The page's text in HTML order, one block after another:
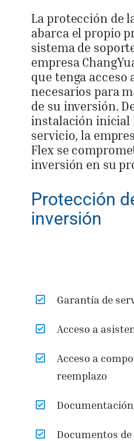
La protección de
abarca el propio
sistema de
empresa
que tenga acceso
necesarios para
de su inversión.
instalación inicial
servicio, la
Flex se
inversión en su
Protección
inversión
Garantía de
Acceso a
Acceso a
reemplazo
Documentos